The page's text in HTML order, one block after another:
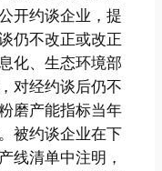
开约谈企业，提
仍不改正或改正
化、生态环境部
对经约谈后仍不
磨产能指标当年
被约谈企业在下
线清单中注明，